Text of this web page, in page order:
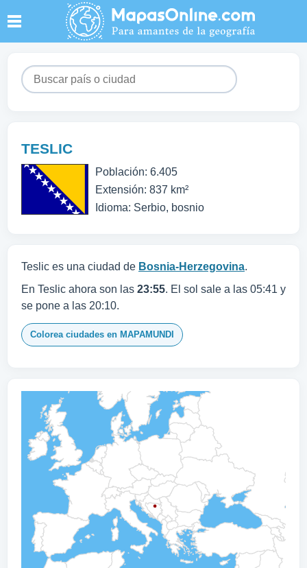
TESLIC
Población: 6.405
Extensión: 837 km²
Idioma: Serbio, bosnio
Teslic es una ciudad de Bosnia-Herzegovina.
En Teslic ahora son las 23:55. El sol sale a las 05:41 y
se pone a las 20:10.
Colorea ciudades en MAPAMUNDI